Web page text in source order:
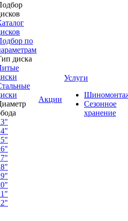
по
диска
Акции
Услуги
Сезонное
хранение